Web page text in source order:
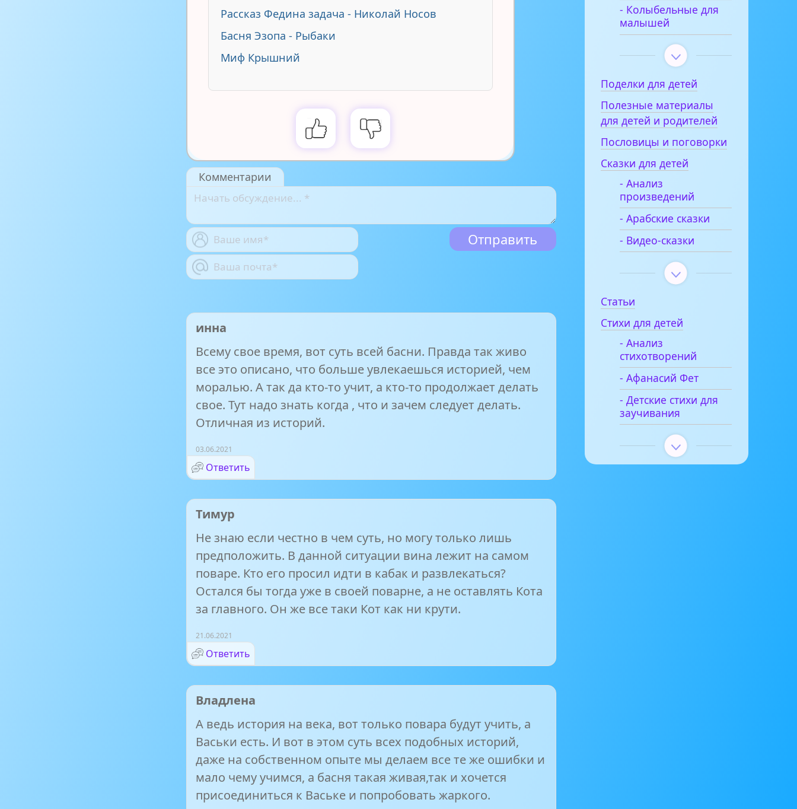
Рассказ Федина задача - Николай Носов
Басня Эзопа - Рыбаки
Миф Крышний
Комментарии
инна
Всему свое время, вот суть всей басни. Правда так живо
все это описано, что больше увлекаешься историей, чем
моралью. А так да кто-то учит, а кто-то продолжает делать
свое. Тут надо знать когда , что и зачем следует делать.
Отличная из историй.
03.06.2021
Ответить
Тимур
Не знаю если честно в чем суть, но могу только лишь
предположить. В данной ситуации вина лежит на самом
поваре. Кто его просил идти в кабак и развлекаться?
Остался бы тогда уже в своей поварне, а не оставлять Кота
за главного. Он же все таки Кот как ни крути.
21.06.2021
Ответить
Владлена
А ведь история на века, вот только повара будут учить, а
Васьки есть. И вот в этом суть всех подобных историй,
даже на собственном опыте мы делаем все те же ошибки и
мало чему учимся, а басня такая живая,так и хочется
присоединиться к Ваське и попробовать жаркого.
- Колыбельные для
малышей
Поделки для детей
Полезные материалы
для детей и родителей
Пословицы и поговорки
Сказки для детей
- Анализ
произведений
- Арабские сказки
- Видео-сказки
Статьи
Стихи для детей
- Анализ
стихотворений
- Афанасий Фет
- Детские стихи для
заучивания